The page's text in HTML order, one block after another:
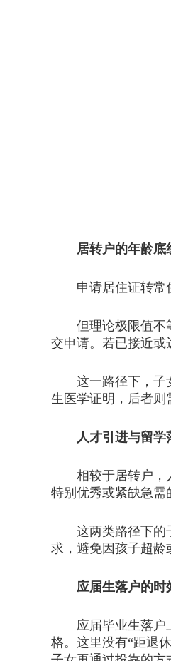
居转户的年龄底
申请居住证转常住
但理论极限值不等
交申请。若已接近或
这一路径下，子女
生医学证明，后者则
人才引进与留学
相较于居转户，人
特别优秀或紧缺急需
这两类路径下的子
求，避免因孩子超龄
应届生落户的时
应届毕业生落户上
格。这里没有“距退